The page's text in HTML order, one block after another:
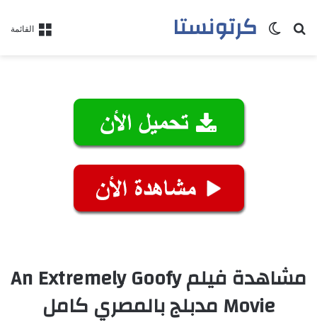
القائمة كرتونستابحث عنالوضع المظلم
مشاهدة فيلم An Extremely Goofy
Movie مدبلج بالمصري كامل